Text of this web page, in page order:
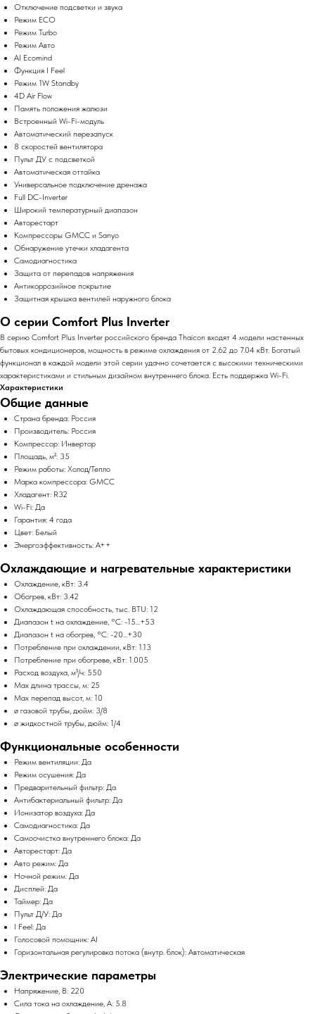
Отключение подсветки и звука
Режим ECO
Режим Turbo
Режим Авто
AI Ecomind
Функция I Feel
Режим 1W Standby
4D Air Flow
Память положения жалюзи
Встроенный Wi-Fi-модуль
Автоматический перезапуск
8 скоростей вентилятора
Пульт ДУ с подсветкой
Автоматическая оттайка
Универсальное подключение дренажа
Full DC-Inverter
Широкий температурный диапазон
Авторестарт
Компрессоры GMCC и Sanyo
Обнаружение утечки хладагента
Самодиагностика
Защита от перепадов напряжения
Антикоррозийное покрытие
Защитная крышка вентилей наружного блока
О серии Comfort Plus Inverter
В серию Comfort Plus Inverter российского бренда Thaicon входят 4 модели настенных
бытовых кондиционеров, мощность в режиме охлаждения от 2.62 до 7.04 кВт. Богатый
функционал в каждой модели этой серии удачно сочетается с высокими техническими
характеристиками и стильным дизайном внутреннего блока. Есть поддержка Wi-Fi.
Характеристики
Общие данные
Страна бренда: Россия
Производитель: Россия
Компрессор: Инвертор
Площадь, м²: 35
Режим работы: Холод/Тепло
Марка компрессора: GMCC
Хладагент: R32
Wi-Fi: Да
Гарантия: 4 года
Цвет: Белый
Энергоэффективность: A++
Охлаждающие и нагревательные характеристики
Охлаждение, кВт: 3.4
Обогрев, кВт: 3.42
Охлаждающая способность, тыс. BTU: 12
Диапазон t на охлаждение, °C: -15...+53
Диапазон t на обогрев, °C: -20...+30
Потребление при охлаждении, кВт: 1.13
Потребление при обогреве, кВт: 1.005
Расход воздуха, м³/ч: 550
Max длина трассы, м: 25
Max перепад высот, м: 10
ø газовой трубы, дюйм: 3/8
ø жидкостной трубы, дюйм: 1/4
Функциональные особенности
Режим вентиляции: Да
Режим осушения: Да
Предварительный фильтр: Да
Антибактериальный фильтр: Да
Ионизатор воздуха: Да
Самодиагностика: Да
Самоочистка внутреннего блока: Да
Авторестарт: Да
Авто режим: Да
Ночной режим: Да
Дисплей: Да
Таймер: Да
Пульт Д/У: Да
I Feel: Да
Голосовой помощник: AI
Горизонтальная регулировка потока (внутр. блок): Автоматическая
Электрические параметры
Напряжение, В: 220
Сила тока на охлаждение, А: 5.8